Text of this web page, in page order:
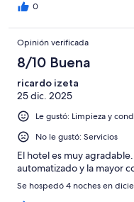
0
Opinión verificada
8/10 Buena
ricardo izeta
25 dic. 2025
Le gustó: Limpieza y
No le gustó: Servicios
El hotel es muy
automatizado y la mayor
Se hospedó 4 noches en